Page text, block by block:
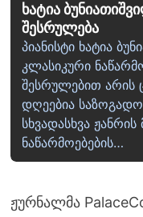
ხატია
შესრულება
პიანისტი ხატია
კლასიკური
შესრულებით
დღეებია
სხვადასხვა
ნაწარმოებების…
ჟურნალმა